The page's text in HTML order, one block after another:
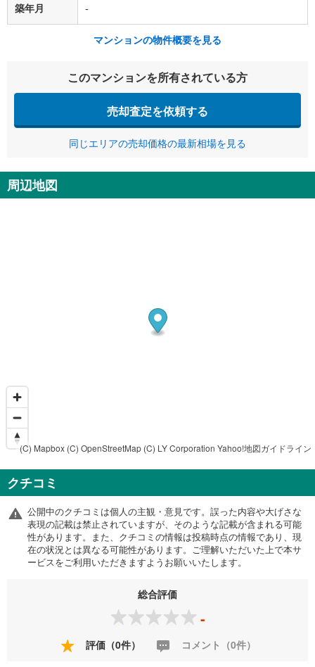
築年月 -
マンションの物件概要を見る
このマンションを所有されている方
売却査定を依頼する
同じエリアの売却価格の最新相場を見る
周辺地図
(C) Mapbox (C) OpenStreetMap (C) LY Corporation Yahoo!地図ガイドライン
クチコミ
公開中のクチコミは個人の主観・意見です。誤った内容や大げさな
表現の記載は禁止されていますが、そのような記載が含まれる可能
性があります。また、クチコミの情報は投稿時点の情報であり、現
在の状況とは異なる可能性があります。ご理解いただいた上で本サ
ービスをご利用いただきますようお願いいたします。
総合評価
-
評価（0件） コメント（0件）